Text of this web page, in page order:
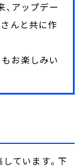
アップデー
んと共に作
お楽しみい
ています。下